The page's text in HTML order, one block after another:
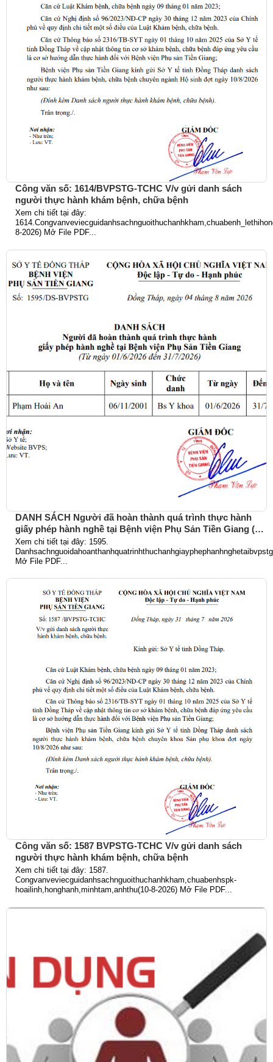
Công văn số: 1614/BVPSTG-TCHC V/v gửi danh sách
người thực hành khám bệnh, chữa bệnh
Xem chi tiết tại đây:
8-2026) Mở File PDF...
DANH SÁCH Người đã hoàn thành quá trình thực hành
giấy phép hành nghề tại Bệnh viện Phụ Sản Tiền Giang (Từ
ngày 01/6/2026 đến 31/7/2026)
Xem chi tiết tại đây: 1595.
Mở File PDF...
Công văn số: 1587 BVPSTG-TCHC V/v gửi danh sách
người thực hành khám bệnh, chữa bệnh
Xem chi tiết tại đây: 1587.
Congvanveviecguidanhsachnguoithuchanhkham,chuabenhspk-
hoailinh,honghanh,minhtam,anhthu(10-8-2026) Mở File PDF...